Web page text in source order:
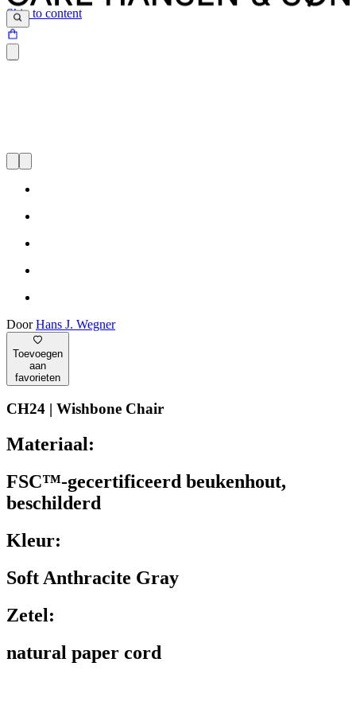
Skip to content
DoorHans J. Wegner
Toevoegen
aan
favorieten
CH24 | Wishbone Chair
Materiaal:
FSC™-gecertificeerd beukenhout,
beschilderd
Kleur:
Soft Anthracite Gray
Zetel:
natural paper cord